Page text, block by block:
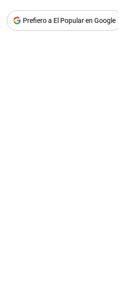
Prefiero a El Popular en Google